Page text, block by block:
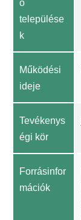
ó
települése
k
Működési
ideje
Tevékenys
égi kör
Forrásinfor
mációk